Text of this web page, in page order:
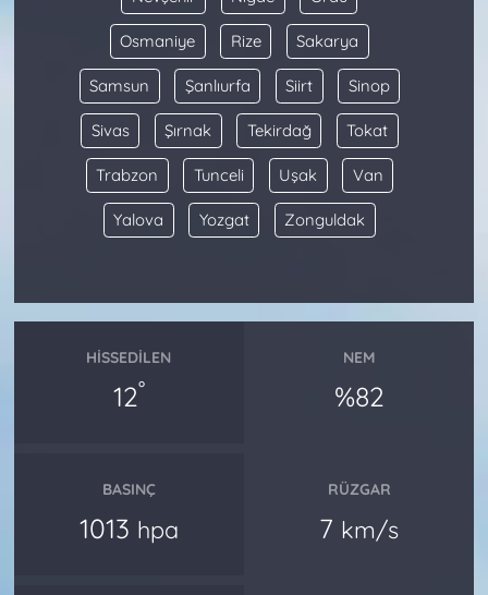
Osmaniye Rize Sakarya
Samsun Şanlıurfa Siirt Sinop
Sivas Şırnak Tekirdağ Tokat
Trabzon Tunceli Uşak Van
Yalova Yozgat Zonguldak
HISSEDILEN
12°
NEM
%82
BASINÇ
1013 hpa
RÜZGAR
7 km/s